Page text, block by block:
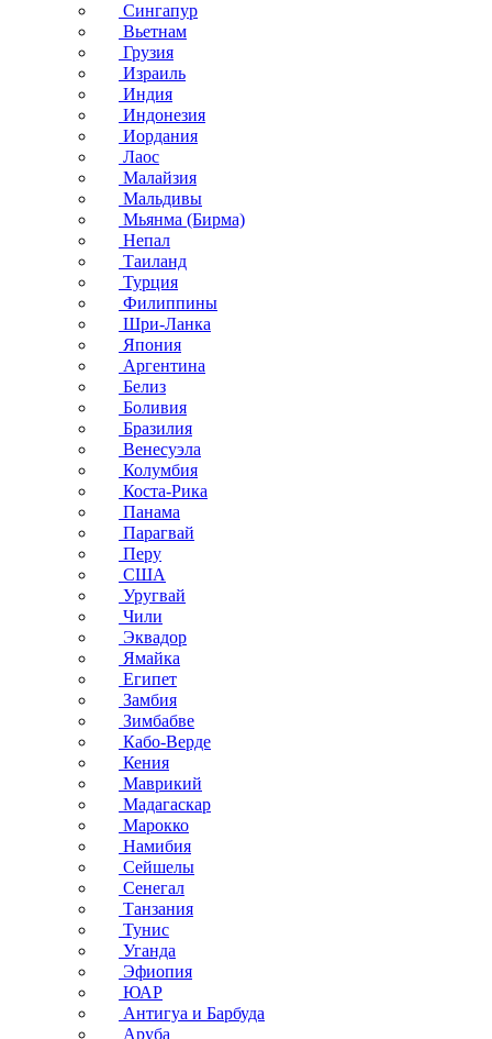
Сингапур
Вьетнам
Грузия
Израиль
Индия
Индонезия
Иордания
Лаос
Малайзия
Мальдивы
Мьянма (Бирма)
Непал
Таиланд
Турция
Филиппины
Шри-Ланка
Япония
Аргентина
Белиз
Боливия
Бразилия
Венесуэла
Колумбия
Коста-Рика
Панама
Парагвай
Перу
США
Уругвай
Чили
Эквадор
Ямайка
Египет
Замбия
Зимбабве
Кабо-Верде
Кения
Маврикий
Мадагаскар
Марокко
Намибия
Сейшелы
Сенегал
Танзания
Тунис
Уганда
Эфиопия
ЮАР
Антигуа и Барбуда
Аруба